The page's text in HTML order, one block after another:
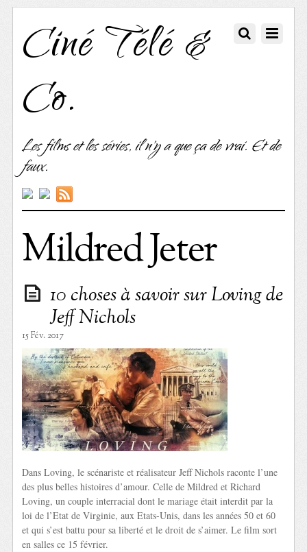
Ciné Télé &
Co.
Les films et les séries, il n'y a que ça de vrai. Et de
faux.
Mildred Jeter
10 choses à savoir sur Loving de
Jeff Nichols
15 Fév. 2017
Dans Loving, le scénariste et réalisateur Jeff Nichols raconte l’une
des plus belles histoires d’amour. Celle de Mildred et Richard
Loving, un couple interracial dont le mariage était interdit par la
loi de l’Etat de Virginie, aux Etats-Unis, dans les années 50 et 60
et qui s’est battu pour sa liberté et le droit de s’aimer. Le film sort
en salles ce 15 février.